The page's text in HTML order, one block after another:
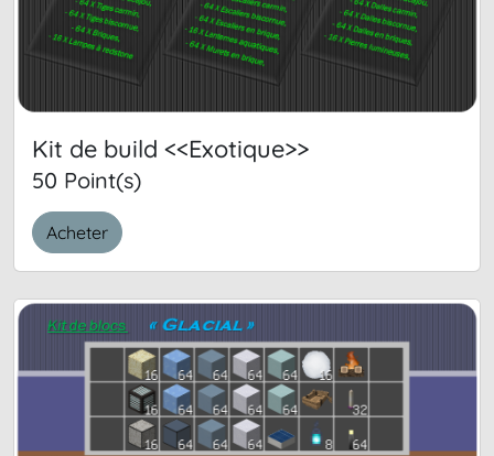
Kit de build <<Exotique>>
50 Point(s)
Acheter